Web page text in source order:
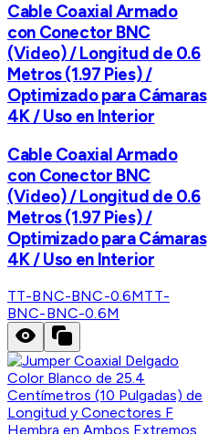
Cable Coaxial Armado
con Conector BNC
(Video) / Longitud de 0.6
Metros (1.97 Pies) /
Optimizado para Cámaras
4K / Uso en Interior
Cable Coaxial Armado
con Conector BNC
(Video) / Longitud de 0.6
Metros (1.97 Pies) /
Optimizado para Cámaras
4K / Uso en Interior
TT-BNC-BNC-0.6MTT-
BNC-BNC-0.6M